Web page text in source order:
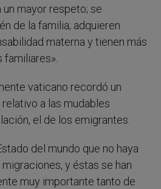
un mayor respeto; se
de la familia; adquieren
materna y tienen más
familiares».
vaticano recordó un
a las mudables
el de los emigrantes.
del mundo que no haya
y éstas se han
muy importante tanto de